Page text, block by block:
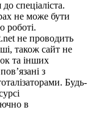
спеціаліста.
не може бути
роботі.
не проводить
також сайт не
та інших
з
Будь-
в